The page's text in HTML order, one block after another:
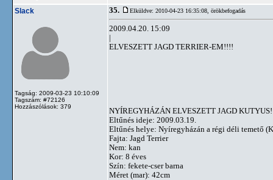
Slack
Tagság: 2009-03-23 10:10:09
Tagszám: #72126
Hozzászólások: 379
35. Elküldve: 2010-04-23 16:35:08, örökbefogadás
2009.04.20. 15:09
|
ELVESZETT JAGD TERRIER-EM!!!!
NYÍREGYHÁZÁN ELVESZETT JAGD
Eltűnés ideje: 2009.03.19.
Eltűnés helye: Nyíregyházán a régi déli temető
Fajta: Jagd Terrier
Nem: kan
Kor: 8 éves
Szín: fekete-cser barna
Méret (mar): 42cm